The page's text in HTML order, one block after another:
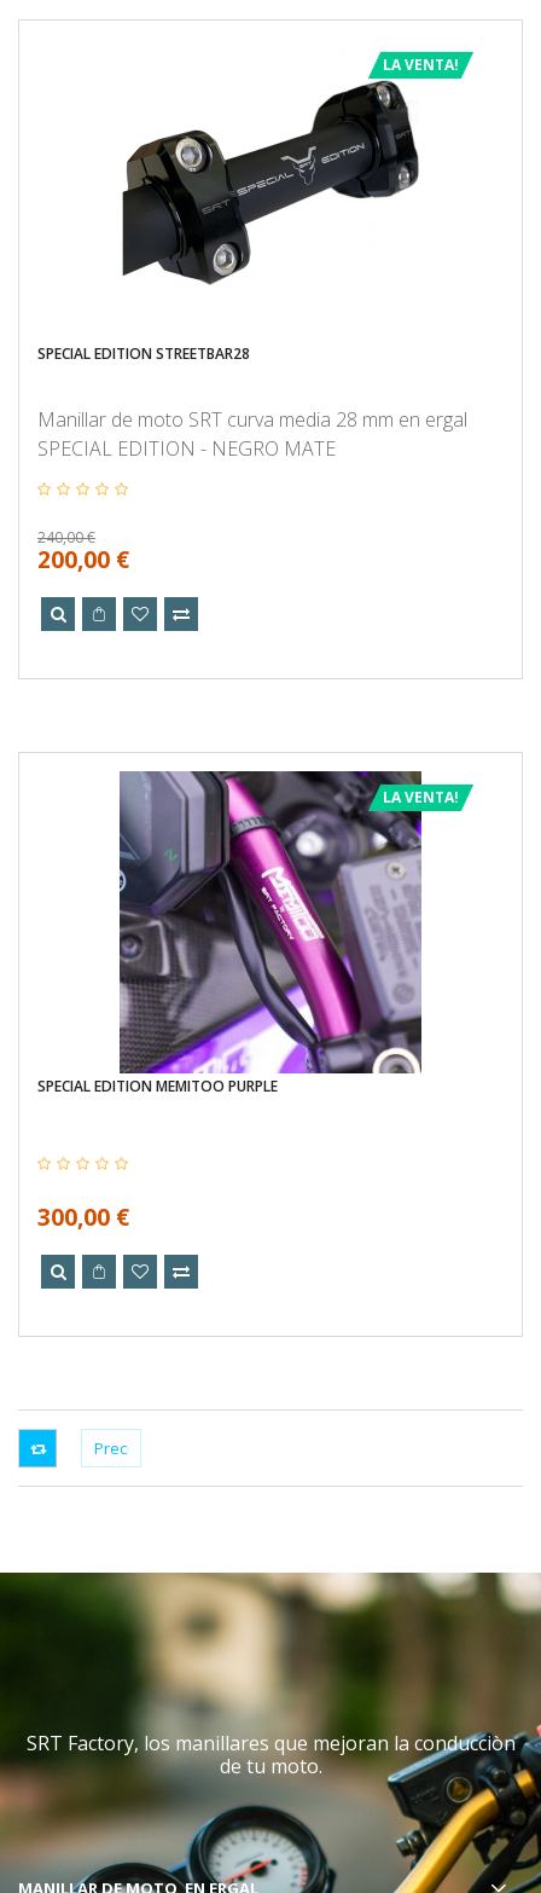
LA VENTA!
SPECIAL EDITION STREETBAR28
Manillar de moto SRT curva media 28 mm en ergal
SPECIAL EDITION - NEGRO MATE
240,00 €
200,00 €
LA VENTA!
SPECIAL EDITION MEMITOO PURPLE
300,00 €
SRT Factory, los manillares que mejoran la conducciòn
de tu moto.